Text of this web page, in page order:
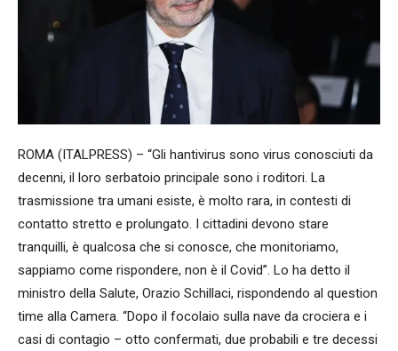
ROMA (ITALPRESS) – “Gli hantivirus sono virus conosciuti da
decenni, il loro serbatoio principale sono i roditori. La
trasmissione tra umani esiste, è molto rara, in contesti di
contatto stretto e prolungato. I cittadini devono stare
tranquilli, è qualcosa che si conosce, che monitoriamo,
sappiamo come rispondere, non è il Covid”. Lo ha detto il
ministro della Salute, Orazio Schillaci, rispondendo al question
time alla Camera. “Dopo il focolaio sulla nave da crociera e i
casi di contagio – otto confermati, due probabili e tre decessi